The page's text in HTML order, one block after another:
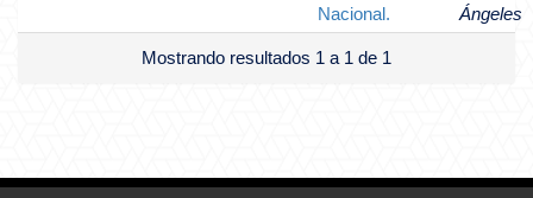
Nacional.
Ángeles
Mostrando resultados 1 a 1 de 1